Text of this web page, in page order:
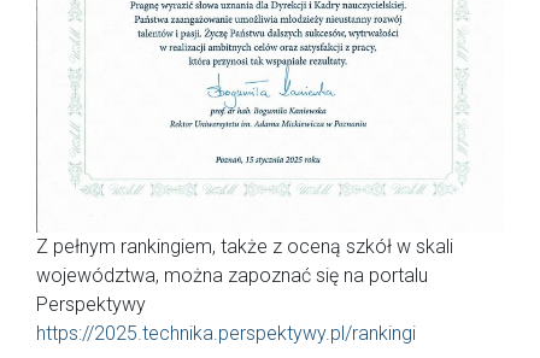
Z pełnym rankingiem, także z oceną szkół w skali
województwa, można zapoznać się na portalu
Perspektywy
https://2025.technika.perspektywy.pl/rankingi